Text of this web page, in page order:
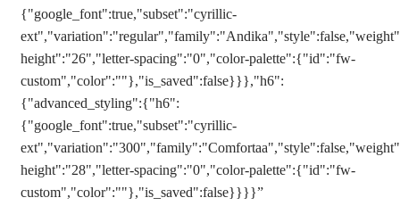
{"google_font":true,"subset":"cyrillic-
height":"26","letter-spacing":"0","color-palette":{"id":"fw-
custom","color":""},"is_saved":false}}},"h6":
{"advanced_styling":{"h6":
{"google_font":true,"subset":"cyrillic-
height":"28","letter-spacing":"0","color-palette":{"id":"fw-
custom","color":""},"is_saved":false}}}}”